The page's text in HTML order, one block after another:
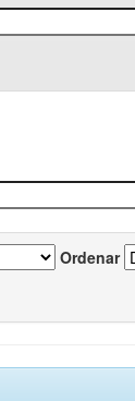
Ordenar